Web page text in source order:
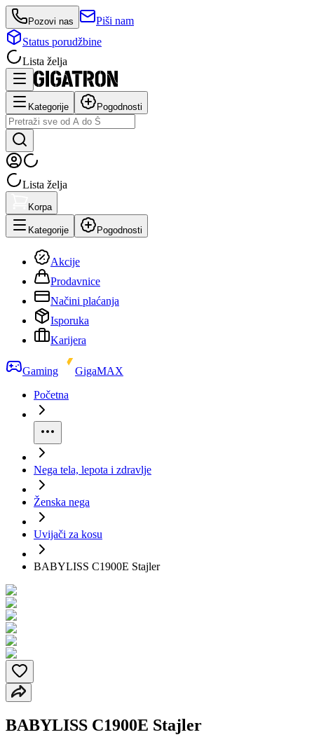
Pozovi nas
Piši nam
Status porudžbine
Lista želja
Kategorije Pogodnosti
Lista želja
Korpa
Kategorije Pogodnosti
Akcije
Prodavnice
Načini plaćanja
Isporuka
Karijera
Gaming
GigaMAX
Početna
Nega tela, lepota i zdravlje
Ženska nega
Uvijači za kosu
BABYLISS C1900E Stajler
BABYLISS C1900E Stajler